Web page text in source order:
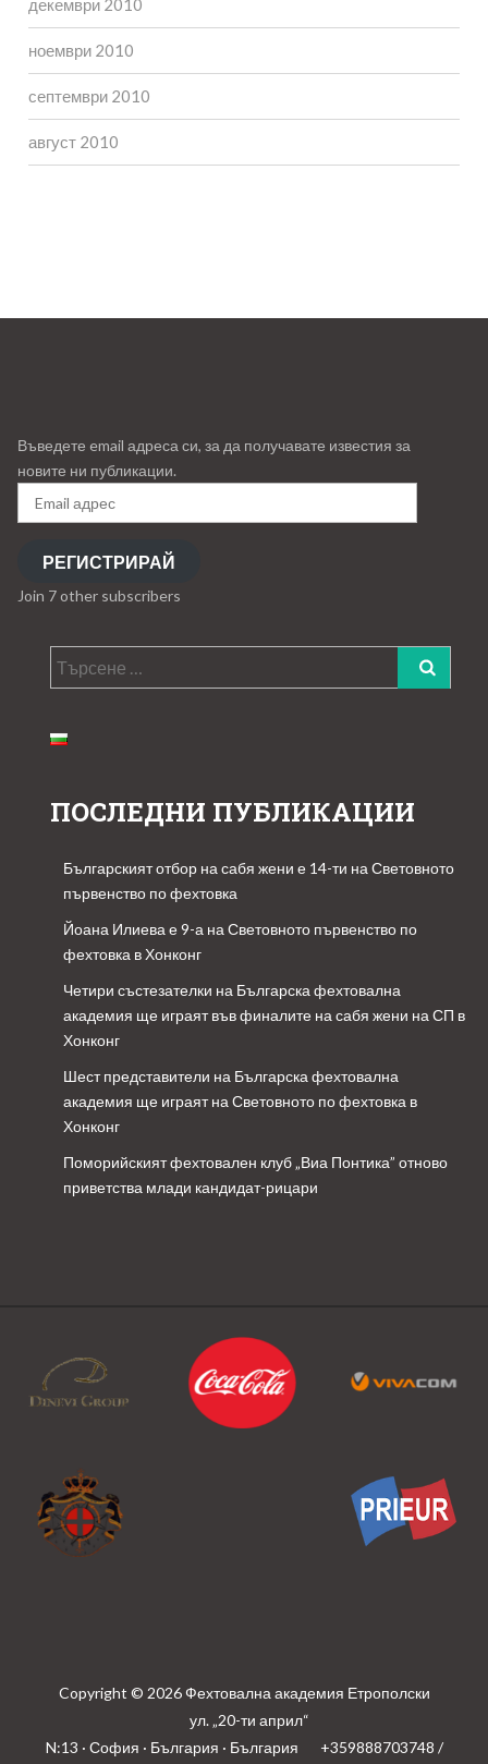
декември 2010
ноември 2010
септември 2010
август 2010
Въведете email адреса си, за да получавате известия за
новите ни публикации.
Email
адрес
РЕГИСТРИРАЙ
Join 7 other subscribers
Търсене
за:
ПОСЛЕДНИ ПУБЛИКАЦИИ
Българският отбор на сабя жени е 14-ти на Световното
първенство по фехтовка
Йоана Илиева е 9-а на Световното първенство по
фехтовка в Хонконг
Четири състезателки на Българска фехтовална
академия ще играят във финалите на сабя жени на СП в
Хонконг
Шест представители на Българска фехтовална
академия ще играят на Световното по фехтовка в
Хонконг
Поморийският фехтовален клуб „Виа Понтика” отново
приветства млади кандидат-рицари
Copyright © 2026 Фехтовална академия Етрополски
ул. „20-ти април“
N:13 · София · България · България
+359888703748 /